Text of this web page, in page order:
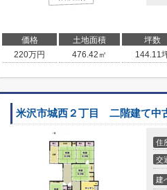
価格 土地面積 坪数
220万円 476.42㎡ 144.11
米沢市城西２丁目 二階建て中
住
交
建